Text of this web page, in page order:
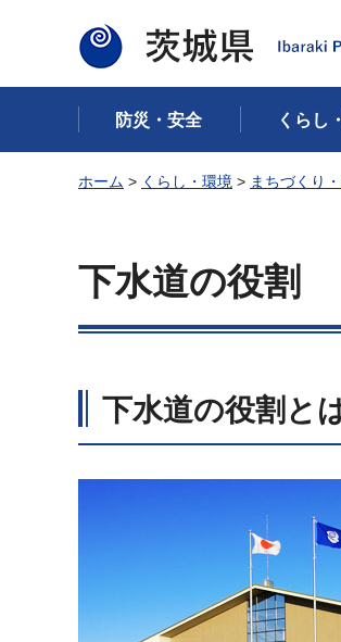
茨城県
防災・安全 くらし
ホーム > くらし・環境 > まちづくり
下水道の役割
下水道の役割と